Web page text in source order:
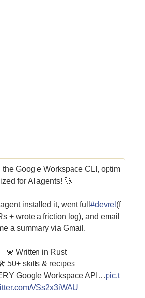
the Google Workspace CLI, optim
ized for AI agents! 🚀
agent installed it, went full#devrel (f
+ wrote a friction log), and email
a summary via Gmail.
🦀 Written in Rust
50+ skills & recipes
Google Workspace API…pic.t
VSs2x3iWAU